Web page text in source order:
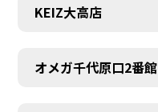
KEIZ大高店
オメガ千代原口2番館